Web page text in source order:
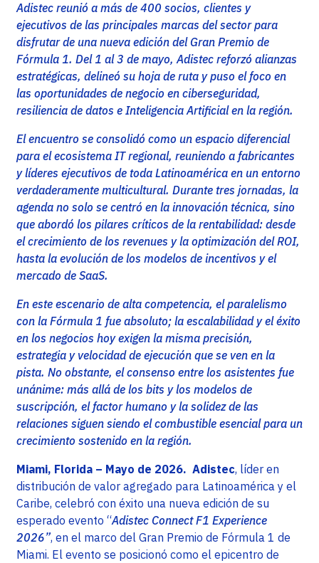
Adistec reunió a más de 400 socios, clientes y
ejecutivos de las principales marcas del sector para
disfrutar de una nueva edición del Gran Premio de
Fórmula 1. Del 1 al 3 de mayo, Adistec reforzó alianzas
estratégicas, delineó su hoja de ruta y puso el foco en
las oportunidades de negocio en ciberseguridad,
resiliencia de datos e Inteligencia Artificial en la región.
El encuentro se consolidó como un espacio diferencial
para el ecosistema IT regional, reuniendo a fabricantes
y líderes ejecutivos de toda Latinoamérica en un entorno
verdaderamente multicultural. Durante tres jornadas, la
agenda no solo se centró en la innovación técnica, sino
que abordó los pilares críticos de la rentabilidad: desde
el crecimiento de los revenues y la optimización del ROI,
hasta la evolución de los modelos de incentivos y el
mercado de SaaS.
En este escenario de alta competencia, el paralelismo
con la Fórmula 1 fue absoluto; la escalabilidad y el éxito
en los negocios hoy exigen la misma precisión,
estrategia y velocidad de ejecución que se ven en la
pista. No obstante, el consenso entre los asistentes fue
unánime: más allá de los bits y los modelos de
suscripción, el factor humano y la solidez de las
relaciones siguen siendo el combustible esencial para un
crecimiento sostenido en la región.
Miami, Florida – Mayo de 2026. Adistec, líder en
distribución de valor agregado para Latinoamérica y el
Caribe, celebró con éxito una nueva edición de su
esperado evento “Adistec Connect F1 Experience
2026”, en el marco del Gran Premio de Fórmula 1 de
Miami. El evento se posicionó como el epicentro de